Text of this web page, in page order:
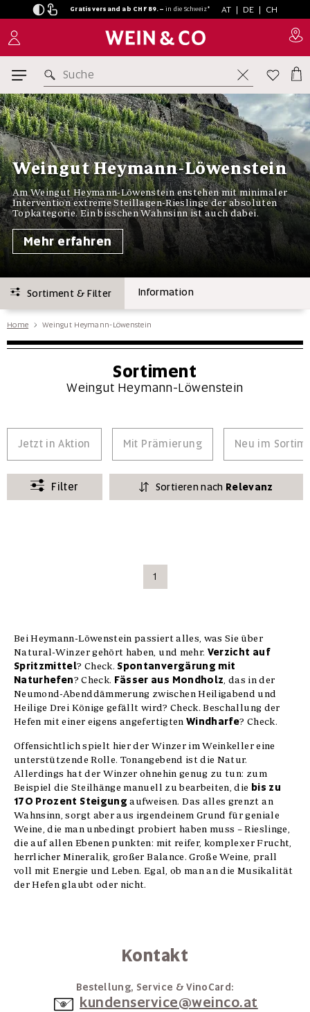
Gratisversand ab CHF 89.– in die Schweiz* AT | DE | CH
Suche
Weingut Heymann-Löwenstein
Am Weingut Heymann-Löwenstein enstehen mit minimaler
Intervention extreme Steillagen-Rieslinge der absoluten
Topkategorie. Ein bisschen Wahnsinn ist auch dabei.
Mehr erfahren
Sortiment & Filter Information
Home Weingut Heymann-Löwenstein
Sortiment
Weingut Heymann-Löwenstein
Jetzt in Aktion Mit Prämierung Neu im
Filter Sortieren nach Relevanz
1
Bei Heymann-Löwenstein passiert alles, was Sie über
Natural-Winzer gehört haben, und mehr. Verzicht auf
Spritzmittel? Check. Spontanvergärung mit
Naturhefen? Check. Fässer aus Mondholz , das in der
Neumond-Abenddämmerung zwischen Heiligabend und
Heilige Drei Könige gefällt wird? Check. Beschallung der
Hefen mit einer eigens angefertigten Windharfe? Check.
Offensichtlich spielt hier der Winzer im Weinkeller eine
unterstützende Rolle. Tonangebend ist die Natur.
Allerdings hat der Winzer ohnehin genug zu tun: zum
Beispiel die Steilhänge manuell zu bearbeiten, die bis zu
170 Prozent Steigung aufweisen. Das alles grenzt an
Wahnsinn, sorgt aber aus irgendeinem Grund für geniale
Weine, die man unbedingt probiert haben muss – Rieslinge,
die auf allen Ebenen punkten: mit reifer, komplexer Frucht,
herrlicher Mineralik, großer Balance. Große Weine, prall
voll mit Energie und Leben. Egal, ob man an die Musikalität
der Hefen glaubt oder nicht.
Kontakt
Bestellung, Service & VinoCard:
kundenservice@weinco.at